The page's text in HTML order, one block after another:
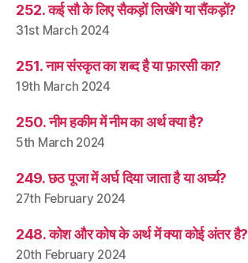
252. कई सौ के लिए सैकड़ों लिखेंगे या सैंकड़ों?
31st March 2024
251. नाम संस्कृत का शब्द है या फ़ारसी का?
19th March 2024
250. नीम हकीम में नीम का अर्थ क्या है?
5th March 2024
249. छठ पूजा में अर्घ दिया जाता है या अर्घ्य?
27th February 2024
248. कोश और कोष के अर्थ में क्या कोई अंतर है?
20th February 2024